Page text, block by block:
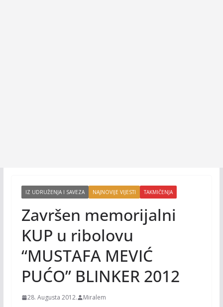
IZ UDRUŽENJA I SAVEZA NAJNOVIJE VIJESTI TAKMIČENJA
Završen memorijalni
KUP u ribolovu
“MUSTAFA MEVIĆ
PUĆO” BLINKER 2012
28. Augusta 2012. Miralem